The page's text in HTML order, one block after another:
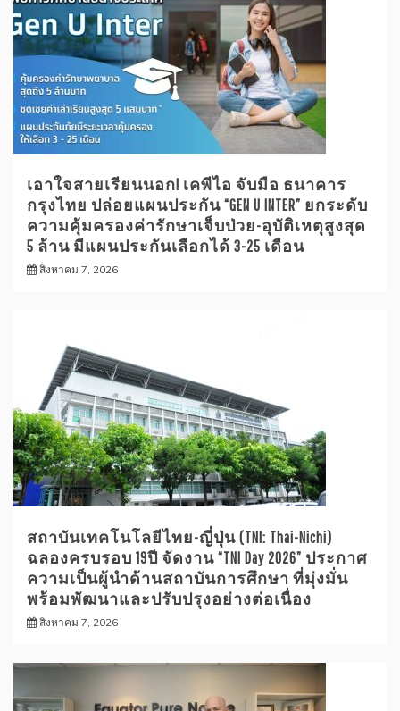
เอาใจสายเรียนนอก! เคพีไอ จับมือ ธนาคาร
กรุงไทย ปล่อยแผนประกัน “GEN U INTER” ยกระดับ
ความคุ้มครองค่ารักษาเจ็บป่วย-อุบัติเหตุสูงสุด
5 ล้าน มีแผนประกันเลือกได้ 3-25 เดือน
สิงหาคม 7, 2026
สถาบันเทคโนโลยีไทย-ญี่ปุ่น (TNI: Thai-Nichi)
ฉลองครบรอบ 19ปี จัดงาน “TNI Day 2026” ประกาศ
ความเป็นผู้นำด้านสถาบันการศึกษา ที่มุ่งมั่น
พร้อมพัฒนาและปรับปรุงอย่างต่อเนื่อง
สิงหาคม 7, 2026